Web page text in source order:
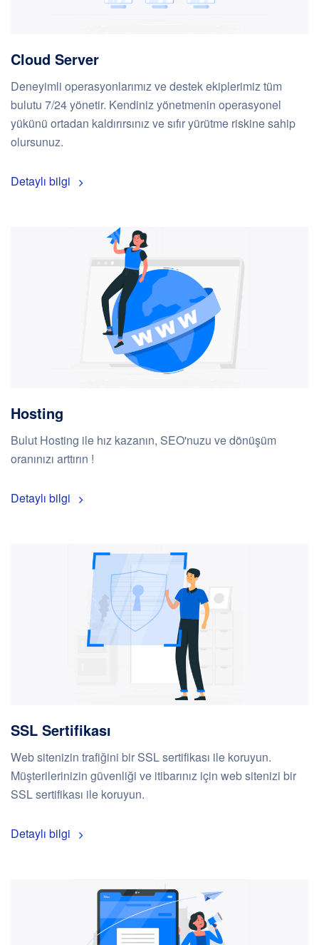
Cloud Server
Deneyimli operasyonlarımız ve destek ekiplerimiz tüm
bulutu 7/24 yönetir. Kendiniz yönetmenin operasyonel
yükünü ortadan kaldırırsınız ve sıfır yürütme riskine sahip
olursunuz.
Detaylı bilgi
Hosting
Bulut Hosting ile hız kazanın, SEO'nuzu ve dönüşüm
oranınızı arttırın !
Detaylı bilgi
SSL Sertifikası
Web sitenizin trafiğini bir SSL sertifikası ile koruyun.
Müşterilerinizin güvenliği ve itibarınız için web sitenizi bir
SSL sertifikası ile koruyun.
Detaylı bilgi